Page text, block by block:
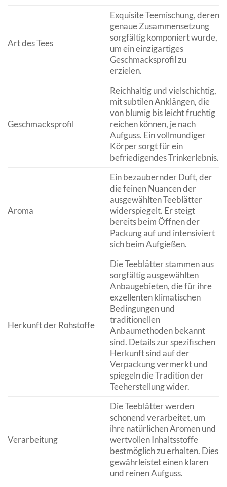
Art des Tees
Exquisite Teemischung, deren
genaue Zusammensetzung
sorgfältig komponiert wurde,
um ein einzigartiges
Geschmacksprofil zu
erzielen.
Geschmacksprofil
Reichhaltig und vielschichtig,
mit subtilen Anklängen, die
von blumig bis leicht fruchtig
reichen können, je nach
Aufguss. Ein vollmundiger
Körper sorgt für ein
befriedigendes Trinkerlebnis.
Aroma
Ein bezaubernder Duft, der
die feinen Nuancen der
ausgewählten Teeblätter
widerspiegelt. Er steigt
bereits beim Öffnen der
Packung auf und intensiviert
sich beim Aufgießen.
Herkunft der Rohstoffe
Die Teeblätter stammen aus
sorgfältig ausgewählten
Anbaugebieten, die für ihre
exzellenten klimatischen
Bedingungen und
traditionellen
Anbaumethoden bekannt
sind. Details zur spezifischen
Herkunft sind auf der
Verpackung vermerkt und
spiegeln die Tradition der
Teeherstellung wider.
Verarbeitung
Die Teeblätter werden
schonend verarbeitet, um
ihre natürlichen Aromen und
wertvollen Inhaltsstoffe
bestmöglich zu erhalten. Dies
gewährleistet einen klaren
und reinen Aufguss.